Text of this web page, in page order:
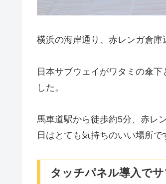
横浜の海岸通り、赤レンガ倉庫
日本サブウェイがワタミの傘
した。
馬車道駅から徒歩約5分、赤レ
日はとても気持ちのいい場所で
タッチパネル導入で